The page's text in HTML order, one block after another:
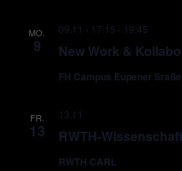
MO.
9 New Work &
09.11 - 17:15 - 19:45
FH Campus Eupener Sraße
FR.
13 RWTH-
13.11
RWTH CARL